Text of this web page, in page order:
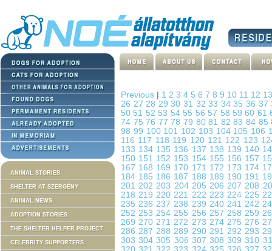
ANIMAL STORIES
SHELTER AT SZERGÉNY
ANIMAL NEWS
ADOPTION STORIES
THE SHELTER HELPER PROJECT
CELEBRITY SUPPORTERS
Previous 1 2 3 4 5 6 7 8 9 10 11 12
26 2728 293031 3233 343536 37
50 51 52 53 54 55 56 57 58 5960 61
74 7576 777879 8081 828384 85
98 99 100 101 102 103 104 105 106
116 117 118 119 120 121 122 123
133 134 135 136 137 138 139 140
150 151 152 153 154 155 156 157
167 168 169 170 171 172 173 174
184 185 186 187 188 189 190 191
201202203 204 205 206207208
218219220221 222 223 224 225
235236237238 239 240 241 242
252253254255 256 257 258 259
269270271272 273 274 275 276
286287288289 290 291 292 293
303304305 306 307 308309310